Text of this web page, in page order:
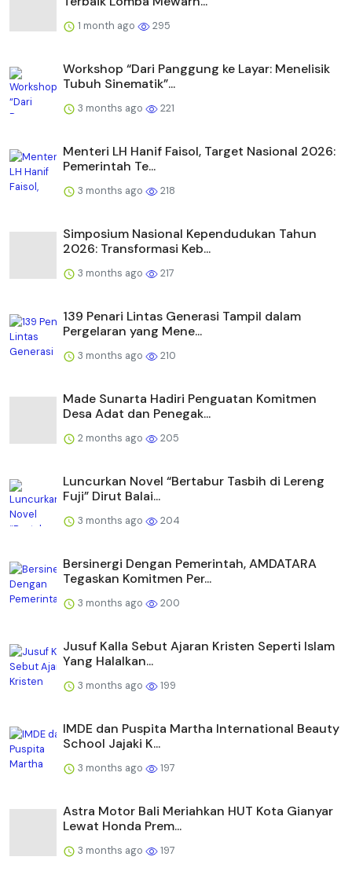
1 month ago 295
Workshop “Dari Panggung ke Layar: Menelisik
Tubuh Sinematik”...
3 months ago 221
Menteri LH Hanif Faisol, Target Nasional 2026:
Pemerintah Te...
3 months ago 218
Simposium Nasional Kependudukan Tahun
2026: Transformasi Keb...
3 months ago 217
139 Penari Lintas Generasi Tampil dalam
Pergelaran yang Mene...
3 months ago 210
Made Sunarta Hadiri Penguatan Komitmen
Desa Adat dan Penegak...
2 months ago 205
Luncurkan Novel “Bertabur Tasbih di Lereng
Fuji” Dirut Balai...
3 months ago 204
Bersinergi Dengan Pemerintah, AMDATARA
Tegaskan Komitmen Per...
3 months ago 200
Jusuf Kalla Sebut Ajaran Kristen Seperti Islam
Yang Halalkan...
3 months ago 199
IMDE dan Puspita Martha International Beauty
School Jajaki K...
3 months ago 197
Astra Motor Bali Meriahkan HUT Kota Gianyar
Lewat Honda Prem...
3 months ago 197